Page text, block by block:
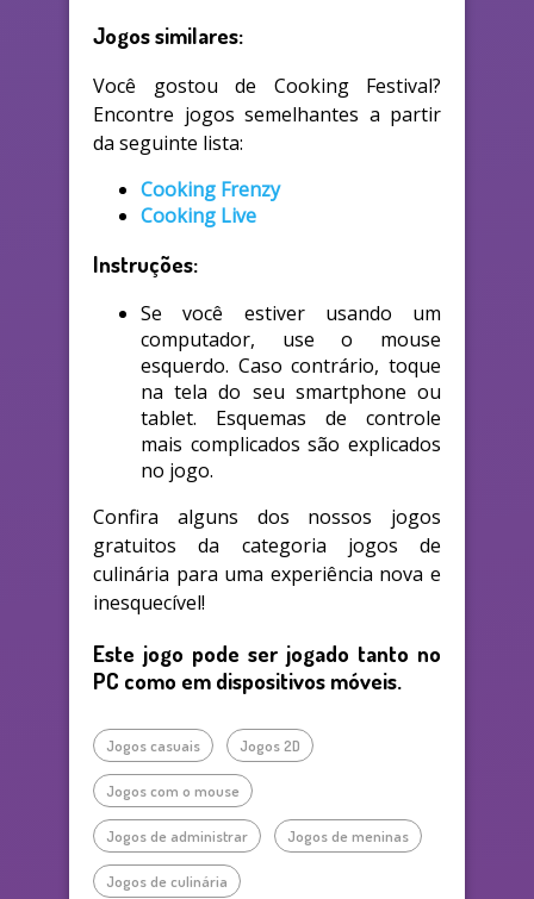
Jogos similares:
Você gostou de Cooking Festival?
Encontre jogos semelhantes a partir
da seguinte lista:
Cooking Frenzy
Cooking Live
Instruções:
Se você estiver usando um
computador, use o mouse
esquerdo. Caso contrário, toque
na tela do seu smartphone ou
tablet. Esquemas de controle
mais complicados são explicados
no jogo.
Confira alguns dos nossos jogos
gratuitos da categoria jogos de
culinária para uma experiência nova e
inesquecível!
Este jogo pode ser jogado tanto no
PC como em dispositivos móveis.
Jogos casuais Jogos 2D
Jogos com o mouse
Jogos de administrar Jogos de meninas
Jogos de culinária